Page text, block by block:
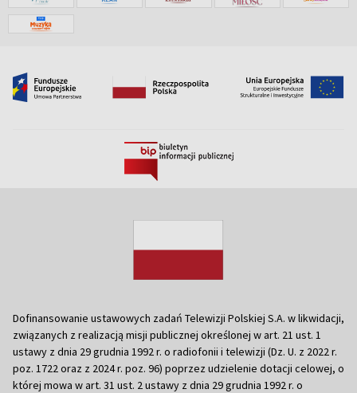
Dofinansowanie ustawowych zadań Telewizji Polskiej S.A. w likwidacji,
związanych z realizacją misji publicznej określonej w art. 21 ust. 1
ustawy z dnia 29 grudnia 1992 r. o radiofonii i telewizji (Dz. U. z 2022 r.
poz. 1722 oraz z 2024 r. poz. 96) poprzez udzielenie dotacji celowej, o
której mowa w art. 31 ust. 2 ustawy z dnia 29 grudnia 1992 r. o